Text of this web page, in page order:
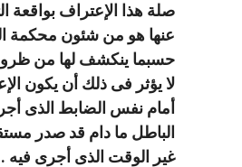
صلة هذا الإعتراف بواقعة
عنها هو من شئون محكمة
حسبما ينكشف لها من
لا يؤثر فى ذلك أن يكون
أمام نفس الضابط الذى
الباطل ما دام قد صدر
غير الوقت الذى أجرى فيه .